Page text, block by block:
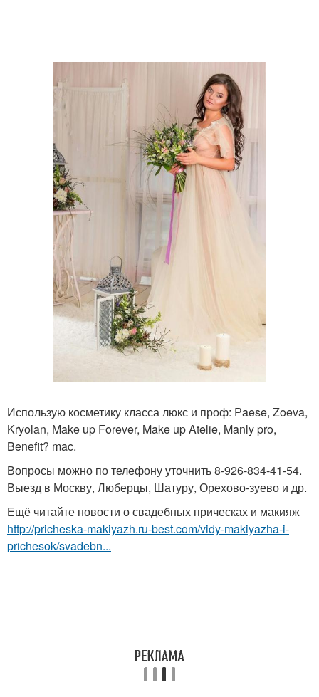
Использую косметику класса люкс и проф: Paese, Zoeva,
Kryolan, Make up Forever, Make up Atelie, Manly pro,
Benefit? mac.
Вопросы можно по телефону уточнить 8-926-834-41-54.
Выезд в Москву, Люберцы, Шатуру, Орехово-зуево и др.
Ещё читайте новости о свадебных прическах и макияж
http://pricheska-makiyazh.ru-best.com/vidy-makiyazha-i-
prichesok/svadebn...